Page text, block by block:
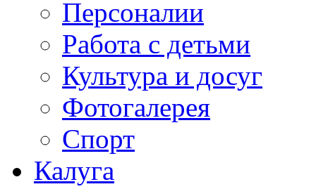
Преодоление
Персоналии
Работа с детьми
Культура и досуг
Фотогалерея
Спорт